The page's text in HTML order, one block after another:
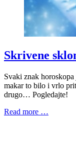
Skrivene
Svaki znak
makar to bilo i vrlo
drugo… Pogledajte!
Read more …